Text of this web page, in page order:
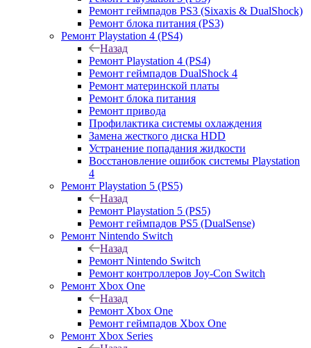
Ремонт геймпадов PS3 (Sixaxis & DualShock)
Ремонт блока питания (PS3)
Ремонт Playstation 4 (PS4)
Назад
Ремонт Playstation 4 (PS4)
Ремонт геймпадов DualShock 4
Ремонт материнской платы
Ремонт блока питания
Ремонт привода
Профилактика системы охлаждения
Замена жесткого диска HDD
Устранение попадания жидкости
Восстановление ошибок системы Playstation
4
Ремонт Playstation 5 (PS5)
Назад
Ремонт Playstation 5 (PS5)
Ремонт геймпадов PS5 (DualSense)
Ремонт Nintendo Switch
Назад
Ремонт Nintendo Switch
Ремонт контроллеров Joy-Con Switch
Ремонт Xbox One
Назад
Ремонт Xbox One
Ремонт геймпадов Xbox One
Ремонт Xbox Series